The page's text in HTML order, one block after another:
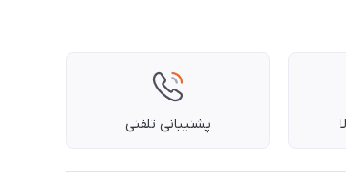
پشتیبانی تلفنی